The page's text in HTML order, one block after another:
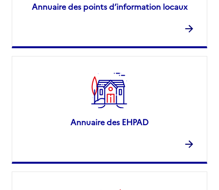
Annuaire des points d’information locaux
Annuaire des EHPAD